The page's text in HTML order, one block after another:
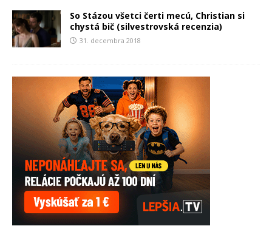
So Stázou všetci čerti mecú, Christian si
chystá bič (silvestrovská recenzia)
31. decembra 2018